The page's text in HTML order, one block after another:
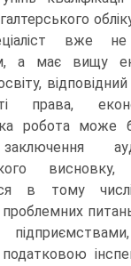
вже
а має вищу
права,
робота може
в тому